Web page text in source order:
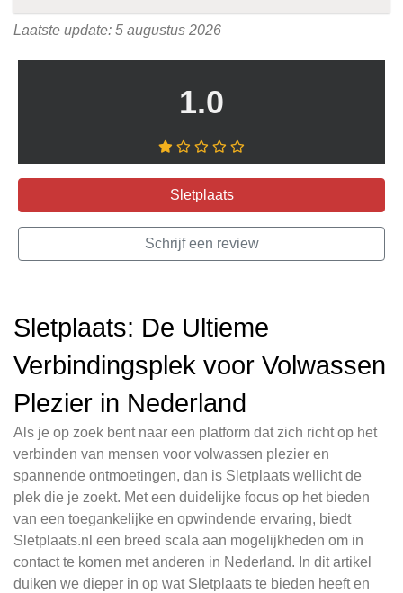
Laatste update: 5 augustus 2026
1.0
Sletplaats
Schrijf een review
Sletplaats: De Ultieme
Verbindingsplek voor Volwassen
Plezier in Nederland
Als je op zoek bent naar een platform dat zich richt op het
verbinden van mensen voor volwassen plezier en
spannende ontmoetingen, dan is Sletplaats wellicht de
plek die je zoekt. Met een duidelijke focus op het bieden
van een toegankelijke en opwindende ervaring, biedt
Sletplaats.nl een breed scala aan mogelijkheden om in
contact te komen met anderen in Nederland. In dit artikel
duiken we dieper in op wat Sletplaats te bieden heeft en